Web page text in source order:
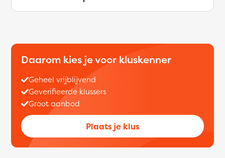
Daarom kies je voor kluskenner
Geheel vrijblijvend
Geverifieerde klussers
Groot aanbod
Plaats je klus